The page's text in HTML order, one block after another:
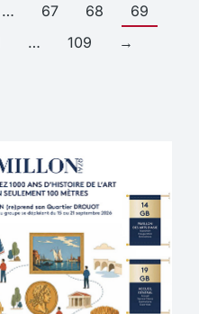
… 67 68
69
… 109 →